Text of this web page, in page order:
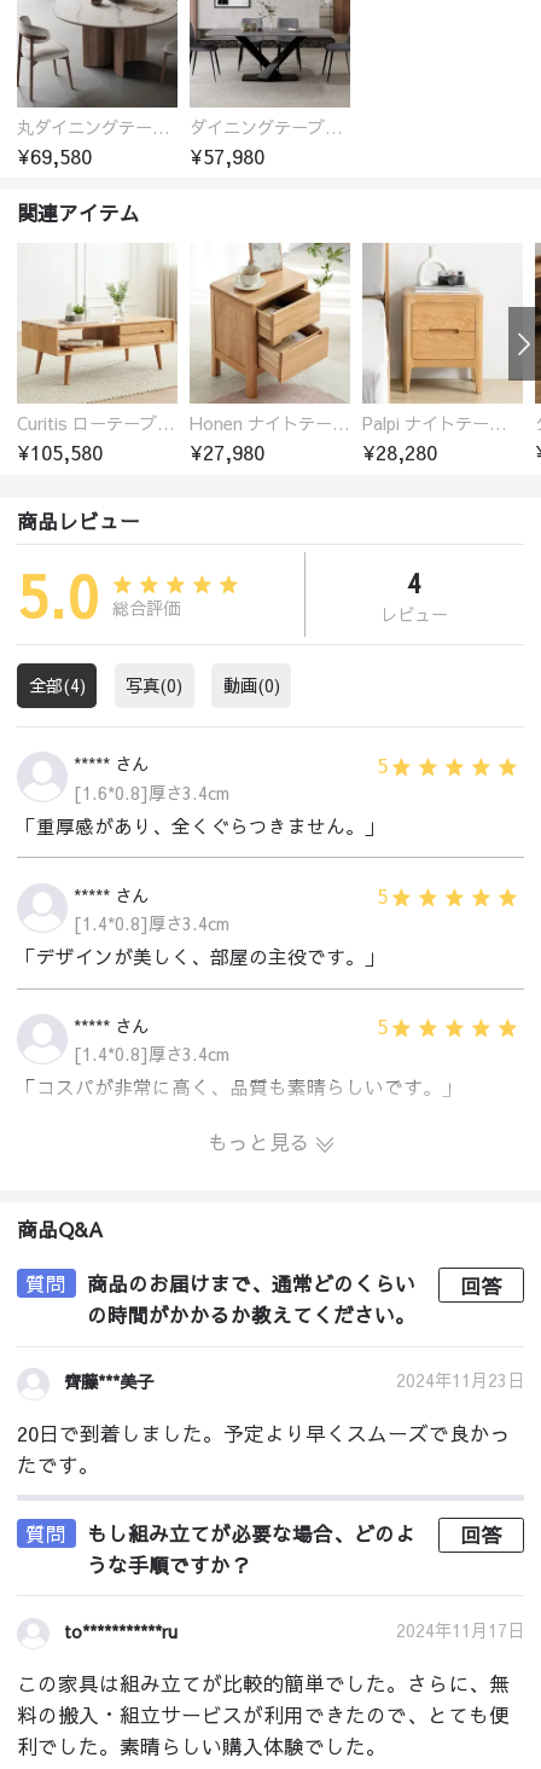
丸ダイニングテーブル セラミック天板 耐熱 キズに強い 丸型 北欧 無垢材 円卓 円型
¥69,580
ダイニングテーブル おしゃれ セラミック天板 大理石柄 食卓 4人用 4人 6人 140cm 160cm 180cm 耐久性 耐熱 食事テーブル
¥57,980
関連アイテム
Curitis ローテーブル センターテーブル オーク材 収納付き 2色選び シンプル ほぞ継ぎ 5サイズ
¥105,580
Honen ナイトテーブル サイドテーブル 引き出し2杯 オーク材 木製 無垢材
¥27,980
Palpi ナイトテーブル サイドテーブル 引き出し2杯 オーク材 木製 無垢材
¥28,280
商品レビュー
5.0 総合評価
4
レビュー
全部(4) 写真(0) 動画(0)
***** さん 5
[1.6*0.8]厚さ3.4cm
「重厚感があり、全くぐらつきません。」
***** さん 5
[1.4*0.8]厚さ3.4cm
「デザインが美しく、部屋の主役です。」
***** さん 5
[1.4*0.8]厚さ3.4cm
「コスパが非常に高く、品質も素晴らしいです。」
もっと見る
商品Q&A
質問
商品のお届けまで、通常どのくらい
の時間がかかるか教えてください。
回答
齊藤***美子 2024年11月23日
20日で到着しました。予定より早くスムーズで良かっ
たです。
質問
もし組み立てが必要な場合、どのよ
うな手順ですか？
回答
to***********ru 2024年11月17日
この家具は組み立てが比較的簡単でした。さらに、無
料の搬入・組立サービスが利用できたので、とても便
利でした。素晴らしい購入体験でした。